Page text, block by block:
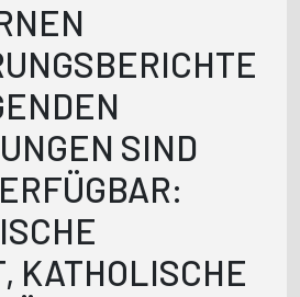
SIND
KATHOLISCHE